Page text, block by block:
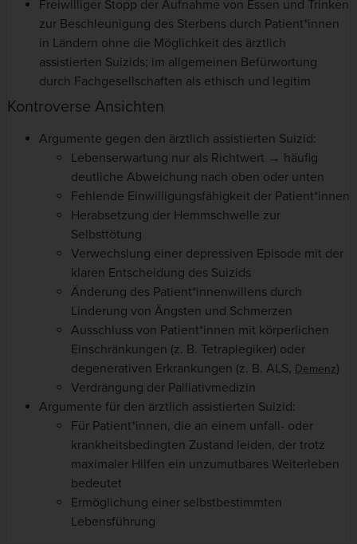
Freiwilliger Stopp der Aufnahme von Essen und Trinken
zur Beschleunigung des Sterbens durch Patient*innen
in Ländern ohne die Möglichkeit des ärztlich
assistierten Suizids; im allgemeinen Befürwortung
durch Fachgesellschaften als ethisch und legitim
Kontroverse Ansichten
Argumente gegen den ärztlich assistierten Suizid:
Lebenserwartung nur als Richtwert → häufig
deutliche Abweichung nach oben oder unten
Fehlende Einwilligungsfähigkeit der Patient*innen
Herabsetzung der Hemmschwelle zur
Selbsttötung
Verwechslung einer depressiven Episode mit der
klaren Entscheidung des Suizids
Änderung des Patient*innenwillens durch
Linderung von Ängsten und Schmerzen
Ausschluss von Patient*innen mit körperlichen
Einschränkungen (z. B. Tetraplegiker) oder
degenerativen Erkrankungen (z. B. ALS, Demenz)
Verdrängung der Palliativmedizin
Argumente für den ärztlich assistierten Suizid:
Für Patient*innen, die an einem unfall- oder
krankheitsbedingten Zustand leiden, der trotz
maximaler Hilfen ein unzumutbares Weiterleben
bedeutet
Ermöglichung einer selbstbestimmten
Lebensführung